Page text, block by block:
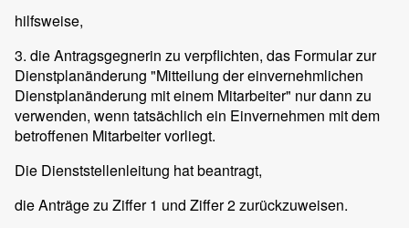
hilfsweise,
3. die Antragsgegnerin zu verpflichten, das Formular zur
Dienstplanänderung "Mitteilung der einvernehmlichen
Dienstplanänderung mit einem Mitarbeiter" nur dann zu
verwenden, wenn tatsächlich ein Einvernehmen mit dem
betroffenen Mitarbeiter vorliegt.
Die Dienststellenleitung hat beantragt,
die Anträge zu Ziffer 1 und Ziffer 2 zurückzuweisen.